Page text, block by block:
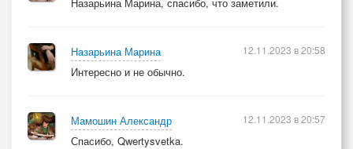
Назарьина Марина
Интересно и не обычно.
12.11.2023 в 20:58
Мамошин Александр
Спасибо, Qwertysvetka.
12.11.2023 в 20:57